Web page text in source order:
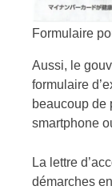
Formulaire
Aussi, le
formulaire
beaucoup de
smartphone
La lettre
démarches